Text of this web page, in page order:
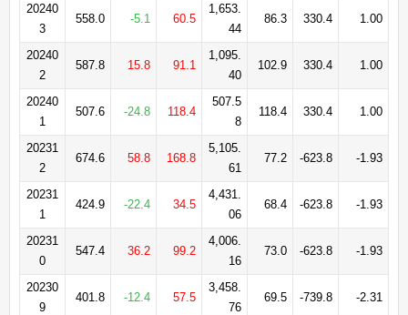
20240
3
558.0 -5.1 60.5
1,653.
44
86.3 330.4 1.00
20240
2
587.8 15.8 91.1
1,095.
40
102.9 330.4 1.00
20240
1
507.6 -24.8 118.4
507.5
8
118.4 330.4 1.00
20231
2
674.6 58.8 168.8
5,105.
61
77.2 -623.8 -1.93
20231
1
424.9 -22.4 34.5
4,431.
06
68.4 -623.8 -1.93
20231
0
547.4 36.2 99.2
4,006.
16
73.0 -623.8 -1.93
20230
9
401.8 -12.4 57.5
3,458.
76
69.5 -739.8 -2.31